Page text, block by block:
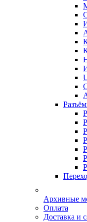
Архивные
Оплата
Доставка и